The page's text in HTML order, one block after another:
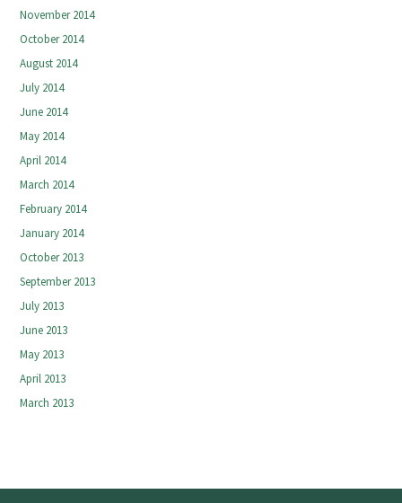
November 2014
October 2014
August 2014
July 2014
June 2014
May 2014
April 2014
March 2014
February 2014
January 2014
October 2013
September 2013
July 2013
June 2013
May 2013
April 2013
March 2013